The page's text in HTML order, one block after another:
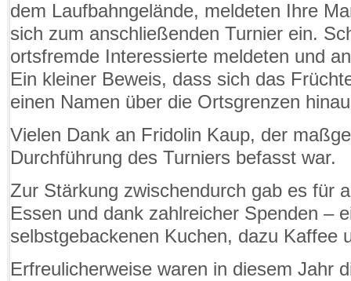
dem Laufbahngelände, meldeten Ihre
sich zum anschließenden Turnier ein.
ortsfremde Interessierte meldeten und
Ein kleiner Beweis, dass sich das
einen Namen über die Ortsgrenzen
Vielen Dank an Fridolin Kaup, der
Durchführung des Turniers befasst war.
Zur Stärkung zwischendurch gab es für
Essen und dank zahlreicher Spenden –
selbstgebackenen Kuchen, dazu Kaffee
Erfreulicherweise waren in diesem Jahr